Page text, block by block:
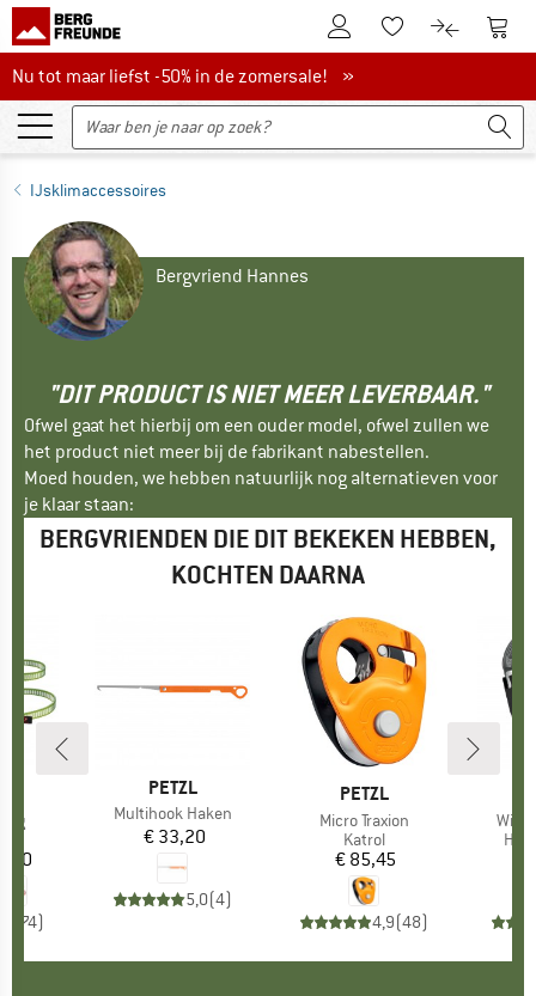
De klantenaccount
Naar deNaar de
Nu tot maar liefst -50% in de zomersale!
Nu tot maar liefst -50% in de zomersale! »
IJsklimaccessoires
Bergvriend Hannes
"DIT PRODUCT IS NIET MEER LEVERBAAR."
Ofwel gaat het hierbij om een ouder model, ofwel zullen we
het product niet meer bij de fabrikant nabestellen.
Moed houden, we hebben natuurlijk nog alternatieven voor
je klaar staan:
BERGVRIENDEN DIE DIT BEKEKEN HEBBEN,
KOCHTEN DAARNA
74)
MERK
PETZL
Artikel
Multihook Haken
Prijs
€ 33,20
5,0(4)
MERK
PETZL
Artikel
Micro Traxion
Productgroep
Katrol
Prijs
€ 85,45
4,9(48)